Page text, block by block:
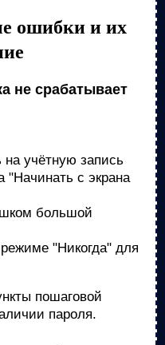
ошибки и их
не срабатывает
на учётную запись
"Начинать с экрана
большой
"Никогда" для
пошаговой
пароля.